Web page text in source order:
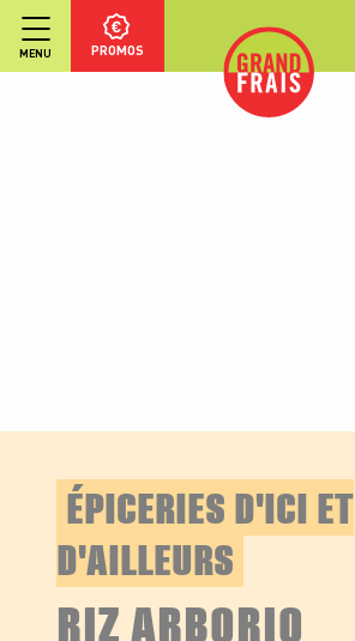
MENU PROMOS
ÉPICERIES D'ICI ET
D'AILLEURS
RIZ ARBORIO